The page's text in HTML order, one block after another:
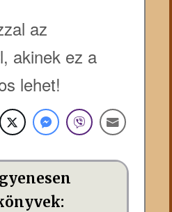
az
akinek ez a
lehet!